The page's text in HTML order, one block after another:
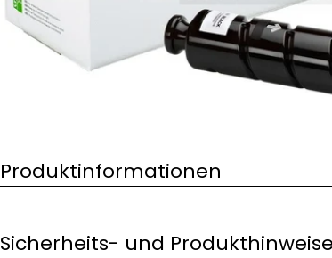
Produktinformationen
Sicherheits- und Produkthinweise